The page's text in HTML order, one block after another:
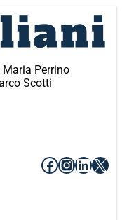
Perrino
Scotti
Facebook
X